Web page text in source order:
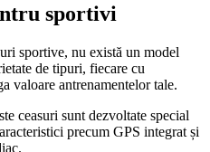
sportivi
sportive, nu există un model
de tipuri, fiecare cu
valoare antrenamentelor tale.
ceasuri sunt dezvoltate special
precum GPS integrat și